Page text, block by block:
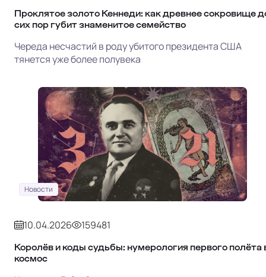
Проклятое золото Кеннеди: как древнее сокровище
сих пор губит знаменитое семейство
Череда несчастий в роду убитого президента США
тянется уже более полувека
Новости
10.04.2026 159481
Королёв и коды судьбы: нумерология первого полёта
космос